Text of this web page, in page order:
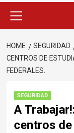
Menu
HOME SEGURIDAD
CENTROS DE
FEDERALES.
SEGURIDAD
A
centros